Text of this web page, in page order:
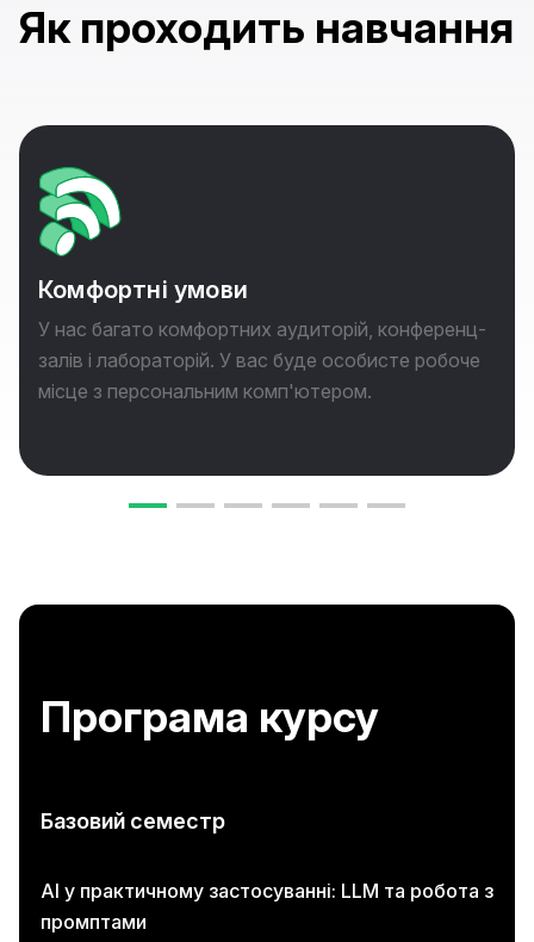
Як проходить навчання
Комфортні умови
У нас багато комфортних аудиторій, конференц-
залів і лабораторій. У вас буде особисте робоче
місце з персональним комп'ютером.
Програма курсу
Базовий семестр
AI у практичному застосуванні: LLM та робота з
промптами